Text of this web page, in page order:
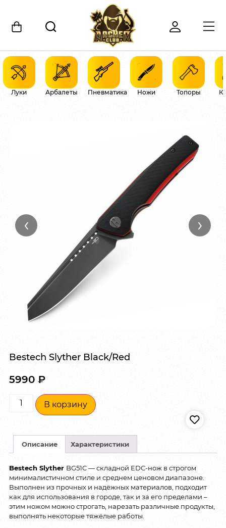
Луки Арбалеты Пневматика Ножи Топоры
‹ ›
Bestech Slyther Black/Red
5990 ₽
В корзину
Описание Характеристики
Bestech Slyther BG51C — складной EDC-нож в строгом
минималистичном стиле и среднем ценовом диапазоне.
Выполнен из прочных и надёжных материалов, подходит
как для использования в городе, так и за его пределами –
этим ножом можно строгать, нарезать различные продукты,
выполнять некоторые тяжёлые работы.